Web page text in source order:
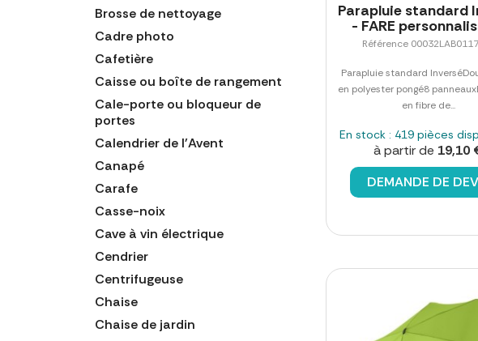
Brosse de nettoyage
Cadre photo
Cafetière
Caisse ou boîte de rangement
Cale-porte ou bloqueur de
portes
Calendrier de l'Avent
Canapé
Carafe
Casse-noix
Cave à vin électrique
Cendrier
Centrifugeuse
Chaise
Chaise de jardin
Parapluie standard
- FARE
Référence
Parapluie standard
en polyester pongé8
en fibre de...
En stock : 419 pièces
à partir de 19,10
DEMANDE DE